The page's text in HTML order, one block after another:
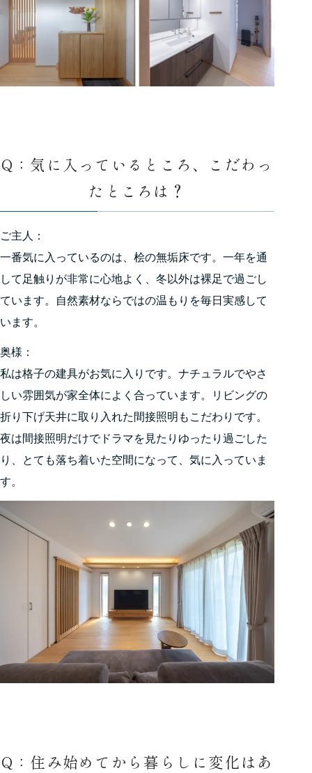
Q：気に入っているところ、こだわっ
たところは？
ご主人：
一番気に入っているのは、桧の無垢床です。一年を通
して足触りが非常に心地よく、冬以外は裸足で過ごし
ています。自然素材ならではの温もりを毎日実感して
います。
奥様：
私は格子の建具がお気に入りです。ナチュラルでやさ
しい雰囲気が家全体によく合っています。リビングの
折り下げ天井に取り入れた間接照明もこだわりです。
夜は間接照明だけでドラマを見たりゆったり過ごした
り、とても落ち着いた空間になって、気に入っていま
す。
Q：住み始めてから暮らしに変化はあ